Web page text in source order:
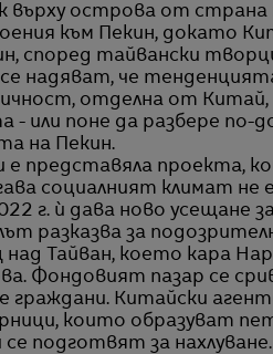
върху острова от
към Пекин, докато
според тайвански
надяват, че
отделна от Китай,
- или поне да разбере по-
на Пекин.
е представяла проекта,
социалният климат не
г. ѝ дава ново усещане
разказва за
Тайван, което кара
Фондовият пазар се
граждани. Китайски
които образуват
се подготвят за нахлуване.